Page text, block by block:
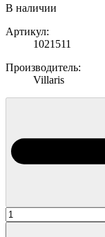
В наличии
Артикул:
1021511
Производитель:
Villaris